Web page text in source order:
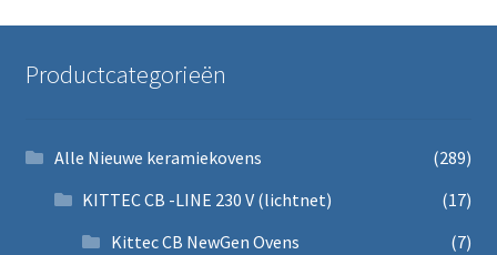
Productcategorieën
Alle Nieuwe keramiekovens
(289)
KITTEC CB -LINE 230 V (lichtnet)
(17)
Kittec CB NewGen Ovens
(7)